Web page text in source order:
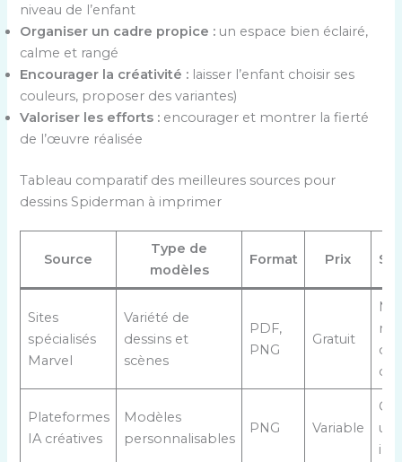
niveau de l’enfant
Organiser un cadre propice : un espace bien éclairé,
calme et rangé
Encourager la créativité : laisser l’enfant choisir ses
couleurs, proposer des variantes)
Valoriser les efforts : encourager et montrer la fierté
de l’œuvre réalisée
Tableau comparatif des meilleures sources pour
dessins Spiderman à imprimer
Source
Type de
modèles
Format Prix
Sites
spécialisés
Marvel
Variété de
dessins et
scènes
PDF,
PNG
Gratuit
Plateformes
IA créatives
Modèles
personnalisables
PNG Variable